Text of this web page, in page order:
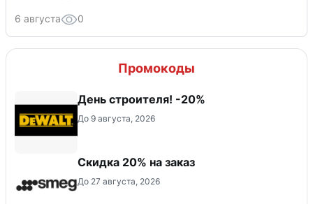
6 августа 0
Промокоды
День строителя! -20%
До 9 августа, 2026
Скидка 20% на заказ
До 27 августа, 2026